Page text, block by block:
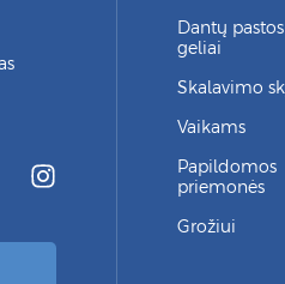
Dantų
geliai
Skalavimo
Vaikams
Papildomos
priemonės
Grožiui